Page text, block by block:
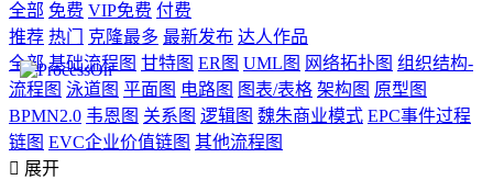
全部 免费 VIP免费 付费
推荐 热门 克隆最多 最新发布 达人作品
全部 基础流程图 甘特图 ER图 UML图 网络拓扑图 组织结构-
流程图 泳道图 平面图 电路图 图表/表格 架构图 原型图
BPMN2.0 韦恩图 关系图 逻辑图 魏朱商业模式 EPC事件过程
链图 EVC企业价值链图 其他流程图
 展开